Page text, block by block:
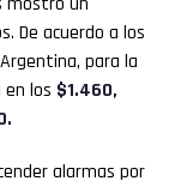
De acuerdo a los
para la
los $1.460,
alarmas por